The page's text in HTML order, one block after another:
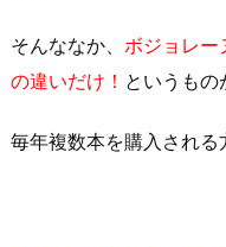
そんななか、 ボジョレー
の違いだけ！ というもの
毎年複数本を購入される